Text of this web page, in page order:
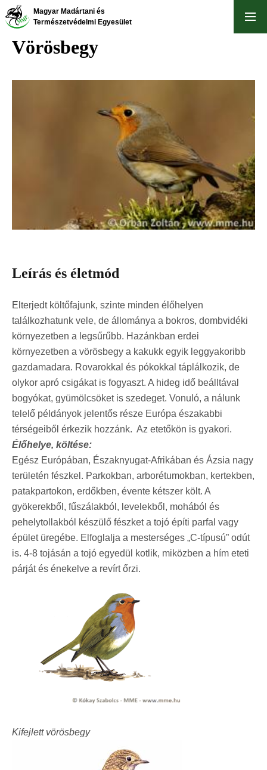
Ugrás
tartalomra
Magyar Madártani és
Természetvédelmi Egyesület
Vörösbegy
Leírás és életmód
Elterjedt költőfajunk, szinte minden élőhelyen
találkozhatunk vele, de állománya a bokros, dombvidéki
környezetben a legsűrűbb. Hazánkban erdei
környezetben a vörösbegy a kakukk egyik leggyakoribb
gazdamadara. Rovarokkal és pókokkal táplálkozik, de
olykor apró csigákat is fogyaszt. A hideg idő beálltával
bogyókat, gyümölcsöket is szedeget. Vonuló, a nálunk
telelő példányok jelentős része Európa északabbi
térségeiből érkezik hozzánk. Az etetőkön is gyakori.
Élőhelye, költése:
Egész Európában, Északnyugat-Afrikában és Ázsia nagy
területén fészkel. Parkokban, arborétumokban, kertekben,
patakpartokon, erdőkben, évente kétszer költ. A
gyökerekből, fűszálakból, levelekből, mohából és
pehelytollakból készülő fészket a tojó építi parfal vagy
épület üregébe. Elfoglalja a mesterséges „C-típusú” odút
is. 4-8 tojásán a tojó egyedül kotlik, miközben a hím eteti
párját és énekelve a revírt őrzi.
Kifejlett vörösbegy